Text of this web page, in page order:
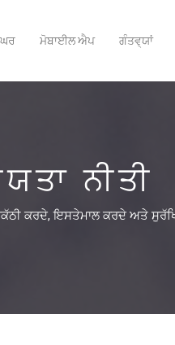
ਘਰ ਮੋਬਾਈਲ ਐਪ ਗੰਤਵ੍ਯਾਂ
ਨੀਤੀ
ਇਕੱਠੀ ਕਰਦੇ, ਇਸਤੇਮਾਲ ਕਰਦੇ ਅਤੇ